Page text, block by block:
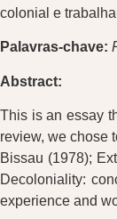
colonial e
Palavras-chave:
Abstract:
This is an essay
review, we chose
Bissau (1978);
Decoloniality:
experience and